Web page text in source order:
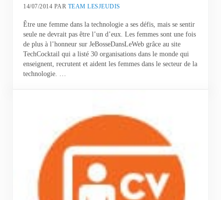
14/07/2014 PAR TEAM LESJEUDIS
Être une femme dans la technologie a ses défis, mais se sentir
seule ne devrait pas être l’un d’eux. Les femmes sont une fois
de plus à l’honneur sur JeBosseDansLeWeb grâce au site
TechCocktail qui a listé 30 organisations dans le monde qui
enseignent, recrutent et aident les femmes dans le secteur de la
technologie. …